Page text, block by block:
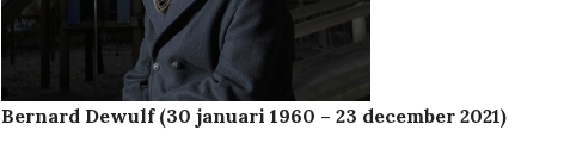
Bernard Dewulf (30 januari 1960 – 23 december 2021)